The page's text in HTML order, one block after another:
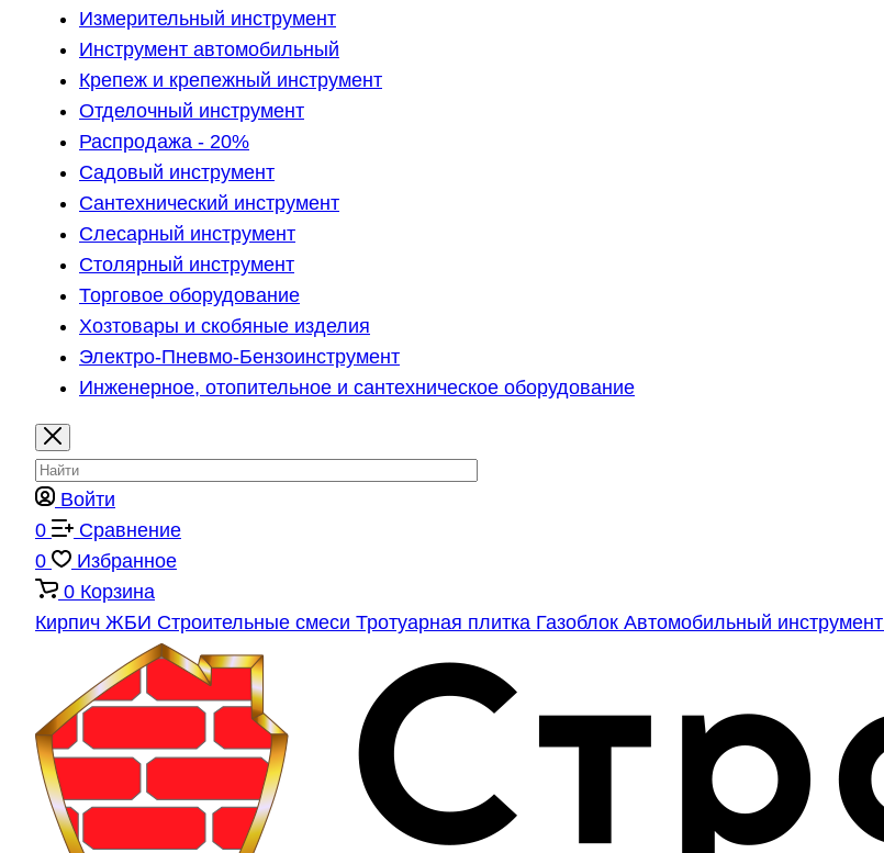
Измерительный инструмент
Инструмент автомобильный
Крепеж и крепежный инструмент
Отделочный инструмент
Распродажа - 20%
Садовый инструмент
Сантехнический инструмент
Слесарный инструмент
Столярный инструмент
Торговое оборудование
Хозтовары и скобяные изделия
Электро-Пневмо-Бензоинструмент
Инженерное, отопительное и сантехническое оборудование
Войти
0
Сравнение
0
Избранное
0 Корзина
Кирпич ЖБИ Строительные смеси Тротуарная плитка Газоблок Автомобильный инструмент